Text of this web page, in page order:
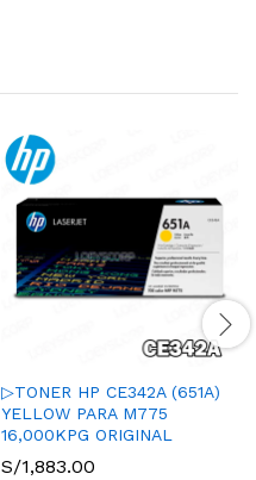
▷TONER HP CE342A (651A)
YELLOW PARA M775
16,000KPG ORIGINAL
S/1,883.00